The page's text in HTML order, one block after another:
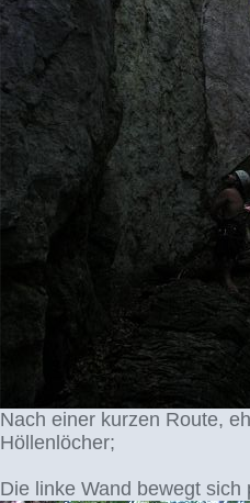
Nach einer kurzen Route,
Höllenlöcher;
Die linke Wand bewegt